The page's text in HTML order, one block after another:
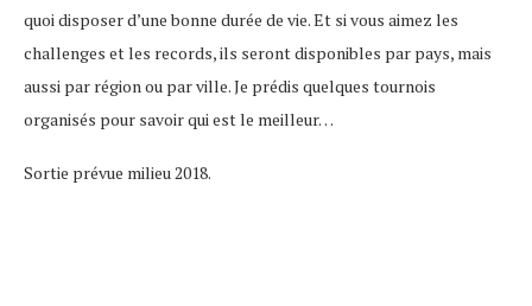
quoi disposer d’une bonne durée de vie. Et si vous aimez les
challenges et les records, ils seront disponibles par pays, mais
aussi par région ou par ville. Je prédis quelques tournois
organisés pour savoir qui est le meilleur…
Sortie prévue milieu 2018.